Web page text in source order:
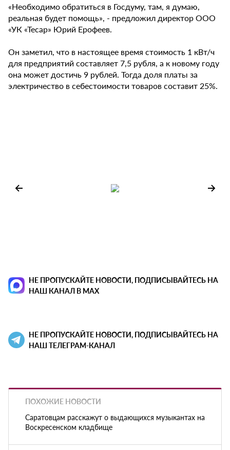
«Необходимо обратиться в Госдуму, там, я думаю,
реальная будет помощь», - предложил директор ООО
«УК «Тесар» Юрий Ерофеев.
Он заметил, что в настоящее время стоимость 1 кВт/ч
для предприятий составляет 7,5 рубля, а к новому году
она может достичь 9 рублей. Тогда доля платы за
электричество в себестоимости товаров составит 25%.
НЕ ПРОПУСКАЙТЕ НОВОСТИ, ПОДПИСЫВАЙТЕСЬ НА
НАШ КАНАЛ В MAX
НЕ ПРОПУСКАЙТЕ НОВОСТИ, ПОДПИСЫВАЙТЕСЬ НА
НАШ ТЕЛЕГРАМ-КАНАЛ
ПОХОЖИЕ НОВОСТИ
Саратовцам расскажут о выдающихся музыкантах на
Воскресенском кладбище